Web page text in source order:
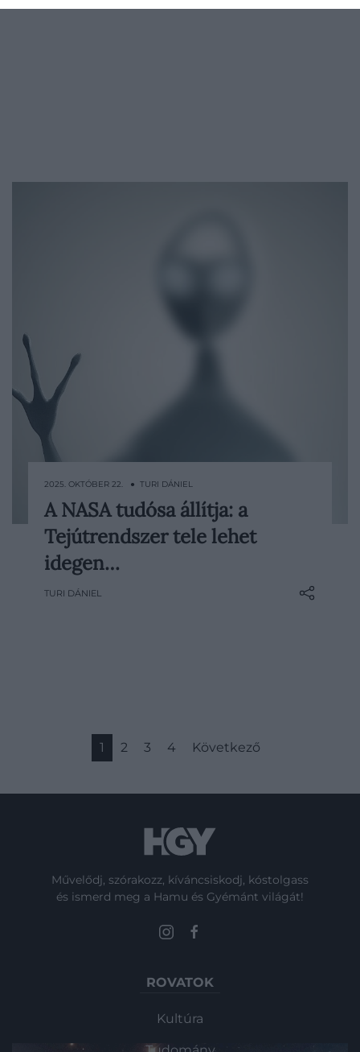
Az emberiség évezredek óta keresi a
választ arra, egyedül vagyunk-e az
univerzumban. A földönkívüliek létezése a
tudomány, a filozófia és a popkultúra
egyik legizgalmasabb kérdése: ha valóban
2025. OKTÓBER 22. ● TURI DÁNIEL
A NASA tudósa állítja: a
Tejútrendszer tele lehet
idegen…
TURI DÁNIEL
1 2 3 4 Következő
Művelődj, szórakozz, kíváncsiskodj, kóstolgass
és ismerd meg a Hamu és Gyémánt világát!
ROVATOK
Kultúra